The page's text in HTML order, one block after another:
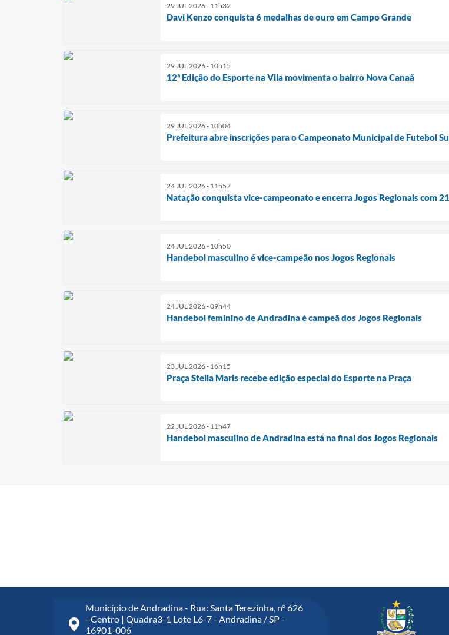
29 JUL 2026 - 11h32
Davi Kenzo conquista 6 medalhas de ouro em Campo Grande
29 JUL 2026 - 10h15
12ª Edição do Esporte na Vila movimenta o bairro Nova Canaã
29 JUL 2026 - 10h04
Prefeitura abre inscrições para o Campeonato Municipal de Futebol
24 JUL 2026 - 11h57
Natação conquista vice-campeonato e encerra Jogos Regionais com
24 JUL 2026 - 10h50
Handebol masculino é vice-campeão nos Jogos Regionais
24 JUL 2026 - 09h44
Handebol feminino de Andradina é campeã dos Jogos Regionais
23 JUL 2026 - 16h15
Praça Stella Maris recebe edição especial do Esporte na Praça
22 JUL 2026 - 11h47
Handebol masculino de Andradina está na final dos Jogos Regionais
Município de Andradina - Rua: Santa Terezinha, n° 626
- Centro | Quadra3-1 Lote L6-7 - Andradina / SP -
16901-006